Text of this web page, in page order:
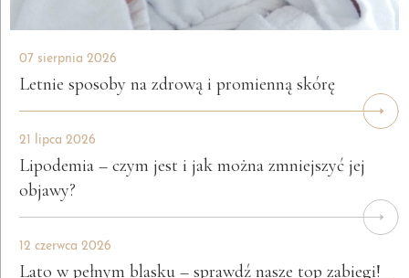
07 sierpnia 2026
Letnie sposoby na zdrową i promienną skórę
21 lipca 2026
Lipodemia – czym jest i jak można zmniejszyć jej
objawy?
12 czerwca 2026
Lato w pełnym blasku – sprawdź nasze top zabiegi!